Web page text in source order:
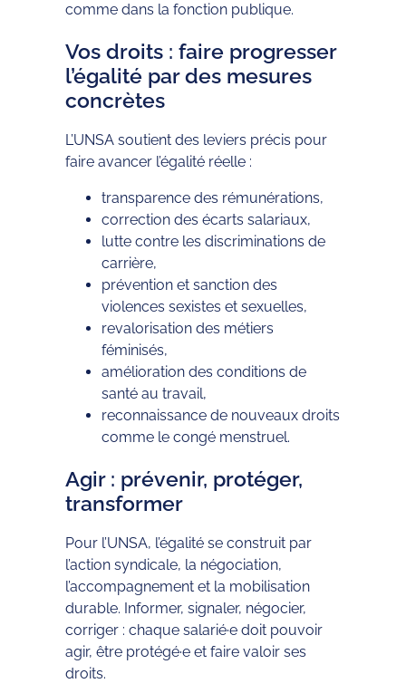
comme dans la fonction publique.
Vos droits : faire progresser
l’égalité par des mesures
concrètes
L’UNSA soutient des leviers précis pour
faire avancer l’égalité réelle :
transparence des rémunérations,
correction des écarts salariaux,
lutte contre les discriminations de
carrière,
prévention et sanction des
violences sexistes et sexuelles,
revalorisation des métiers
féminisés,
amélioration des conditions de
santé au travail,
reconnaissance de nouveaux droits
comme le congé menstruel.
Agir : prévenir, protéger,
transformer
Pour l’UNSA, l’égalité se construit par
l’action syndicale, la négociation,
l’accompagnement et la mobilisation
durable. Informer, signaler, négocier,
corriger : chaque salarié·e doit pouvoir
agir, être protégé·e et faire valoir ses
droits.